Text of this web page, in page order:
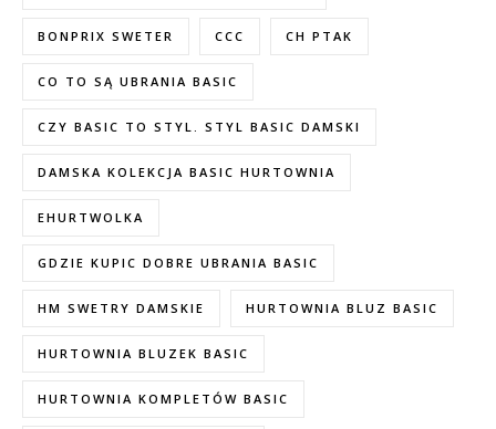
BONPRIX SWETER CCC CH PTAK
CO TO SĄ UBRANIA BASIC
CZY BASIC TO STYL. STYL BASIC DAMSKI
DAMSKA KOLEKCJA BASIC HURTOWNIA
EHURTWOLKA
GDZIE KUPIC DOBRE UBRANIA BASIC
HM SWETRY DAMSKIE HURTOWNIA BLUZ BASIC
HURTOWNIA BLUZEK BASIC
HURTOWNIA KOMPLETÓW BASIC